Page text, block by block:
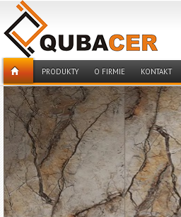
PRODUKTY O FIRMIE KONTAKT